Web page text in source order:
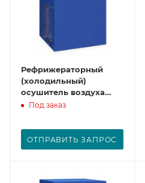
Рефрижераторный
(холодильный)
осушитель воздуха
CDX52
Под заказ
ОТПРАВИТЬ ЗАПРОС